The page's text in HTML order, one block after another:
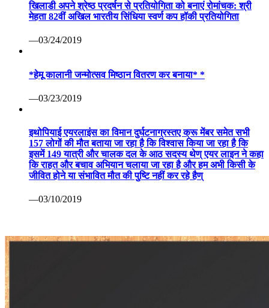
खिलाडी अपने श्रेष्ठ प्रदर्षन से प्रतियोगिता को बनाएं रोमांचक: श्री
मेहता 82वीं अखिल भारतीय सिंधिया स्वर्ण कप हॉकी प्रतियोगिता
—03/24/2019
*हेमू कालानी जन्मोत्सव मिष्ठान वितरण कर बनाया* *
—03/23/2019
इथोपियाई एयरलाइंस का विमान दुर्घटनाग्रस्तए क्रू मेंबर समेत सभी
157 लोगों की मौत बताया जा रहा है कि विश्वास किया जा रहा है कि
इसमें 149 यात्री और चालक दल के आठ सदस्य थेण् एयर लाइन ने कहा
कि राहत और बचाव अभियान चलाया जा रहा है और हम अभी किसी के
जीवित होने या संभावित मौत की पुष्टि नहीं कर रहे हैण्
—03/10/2019